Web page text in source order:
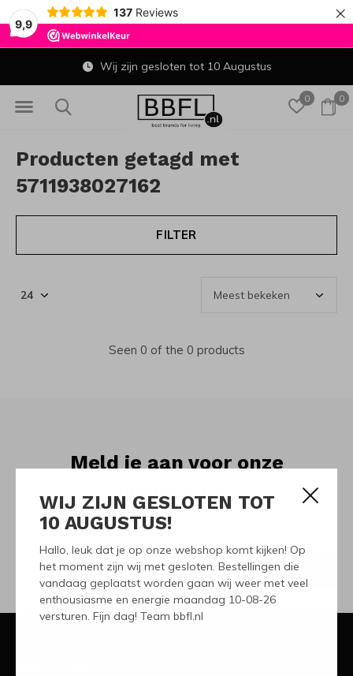
9,9
137 Reviews ×
WIJ ZIJN GESLOTEN TOT
10 AUGUSTUS!
Hallo, leuk dat je op onze webshop komt kijken! Op
het moment zijn wij met gesloten. Bestellingen die
vandaag geplaatst worden gaan wij weer met veel
enthousiasme en energie maandag 10-08-26
versturen. Fijn dag! Team bbfl.nl
0 0
Wij zijn gesloten tot 10 Augustus
Producten getagd met
5711938027162
FILTER
Seen 0 of the 0 products
Meld je aan voor onze
Ontvang de nieuwste aanbiedingen en promoties
ABONNEER